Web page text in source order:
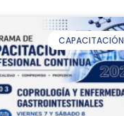
CAPACITACIÓN